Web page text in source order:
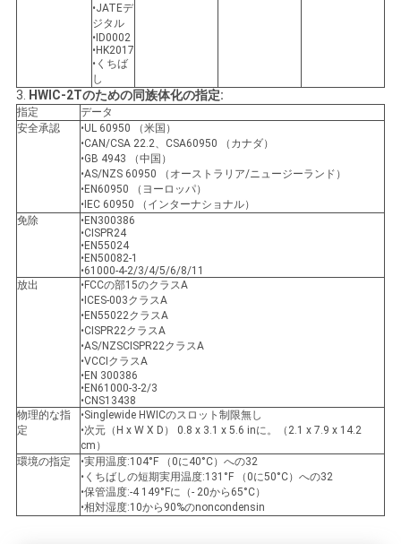
•JATEデ
ジタル
•ID0002
•HK2017
•くちば
し
3. HWIC-2Tのための同族体化の指定:
指定
データ
安全承認
•UL 60950 （米国）
•CAN/CSA 22.2、CSA60950 （カナダ）
•GB 4943 （中国）
•AS/NZS 60950 （オーストラリア/ニュージーランド）
•EN60950 （ヨーロッパ）
•IEC 60950 （インターナショナル）
免除
•EN300386
•CISPR24
•EN55024
•EN50082-1
•61000-4-2/3/4/5/6/8/11
放出
•FCCの部15のクラスA
•ICES-003クラスA
•EN55022クラスA
•CISPR22クラスA
•AS/NZSCISPR22クラスA
•VCCIクラスA
•EN 300386
•EN61000-3-2/3
•CNS13438
物理的な指
定
•Singlewide HWICのスロット制限無し
•次元（H x W X D） 0.8 x 3.1 x 5.6 inに。（2.1 x 7.9 x 14.2
cm）
環境の指定
•実用温度:104°F （0に40°C）への32
•くちばしの短期実用温度:131°F （0に50°C）への32
•保管温度:-4 149°Fに（- 20から65°C）
•相対湿度:10から90%のnoncondensin